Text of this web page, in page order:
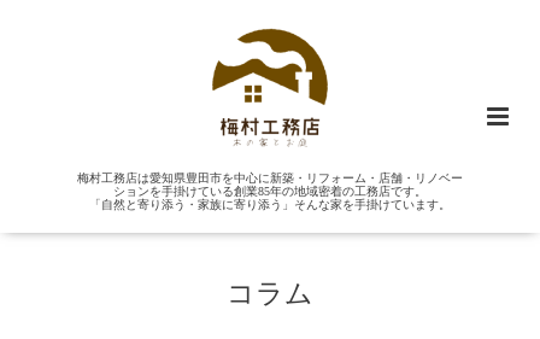
梅村工務店は愛知県豊田市を中心に新築・リフォーム・店舗・リノベー
ションを手掛けている創業85年の地域密着の工務店です。
「自然と寄り添う・家族に寄り添う」そんな家を手掛けています。
コラム